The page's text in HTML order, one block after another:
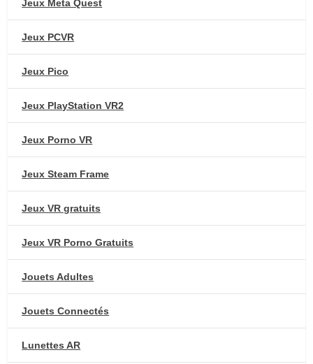
Jeux Meta Quest
Jeux PCVR
Jeux Pico
Jeux PlayStation VR2
Jeux Porno VR
Jeux Steam Frame
Jeux VR gratuits
Jeux VR Porno Gratuits
Jouets Adultes
Jouets Connectés
Lunettes AR